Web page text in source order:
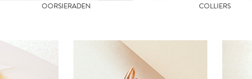
OORSIERADEN COLLIERS